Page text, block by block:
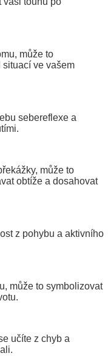
může to
situací ve vašem
sebereflexe a
může to
obtíže a dosahovat
z pohybu a aktivního
může to symbolizovat
učíte z chyb a